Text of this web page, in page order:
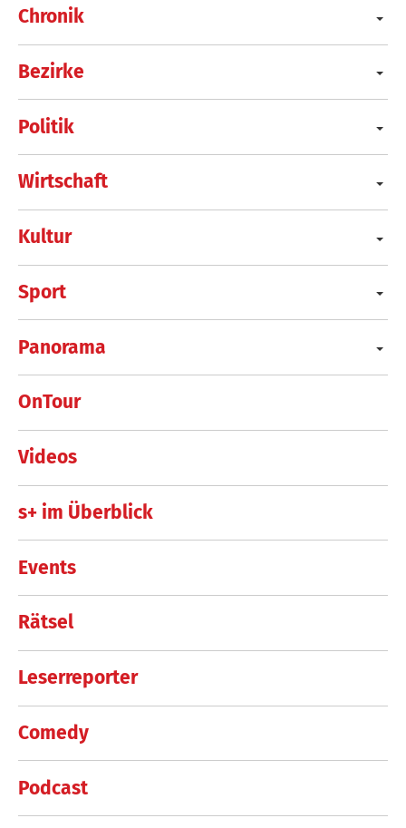
Chronik
Bezirke
Politik
Wirtschaft
Kultur
Sport
Panorama
OnTour
Videos
s+ im Überblick
Events
Rätsel
Leserreporter
Comedy
Podcast